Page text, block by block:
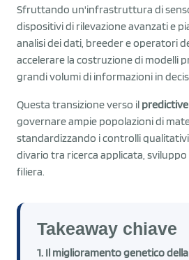
Sfruttando un'infrastruttura di
dispositivi di rilevazione avanzati e
analisi dei dati, breeder e operatori
accelerare la costruzione di modelli
grandi volumi di informazioni in
Questa transizione verso il
governare ampie popolazioni di
standardizzando i controlli
divario tra ricerca applicata,
filiera.
Takeaway chiave
1. Il miglioramento genetico